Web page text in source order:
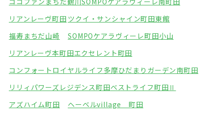
リアンレーヴ町田 ツクイ・サンシャイン町田東館
福寿まちだ山崎
SOMPOケアラヴィーレ町田小山
リアンレーヴ本町田エクセレント町田
コンフォートロイヤルライフ多摩ひだまりガーデン南町田
リリィパワーズレジデンス町田ベストライフ町田Ⅱ
アズハイム町田
ヘーベルvillage 町田